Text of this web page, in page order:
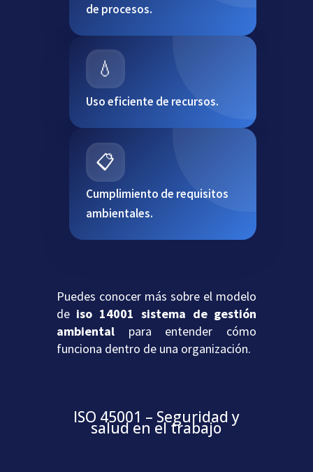
de procesos.
💧
Uso eficiente de recursos.
📋
Cumplimiento de requisitos
ambientales.
Puedes conocer más sobre el modelo
de iso 14001 sistema de gestión
ambientalpara entender cómo
funciona dentro de una organización.
ISO 45001 – Seguridad y
salud en el trabajo